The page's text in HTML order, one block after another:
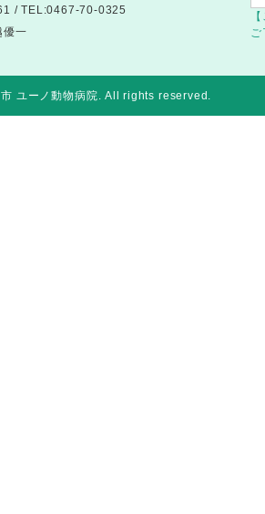
/ TEL:0467-70-0325
優一
ご
ユーノ動物病院. All rights reserved.